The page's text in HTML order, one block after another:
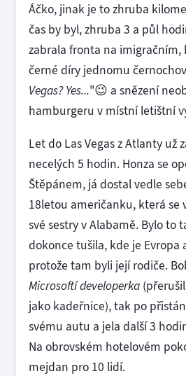
Áčko, jinak je to zhruba
čas by byl, zhruba 3 a půl
zabrala fronta na imigračním,
černé díry jednomu
Vegas? Yes..."😉 a snězení
hamburgeru v místní letištní
Let do Las Vegas z Atlanty už
necelých 5 hodin. Honza se
Štěpánem, já dostal vedle
18letou američanku, která se
své sestry v Alabamě. Bylo to
dokonce tušila, kde je Evropa
protože tam byli její rodiče.
Microsoftí developerka
jako kadeřnice), tak po
svému autu a jela další 3
Na obrovském hotelovém
mejdan pro 10 lidí.